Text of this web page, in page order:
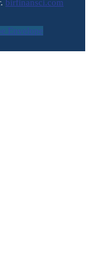
birfinansci.com
Envelope